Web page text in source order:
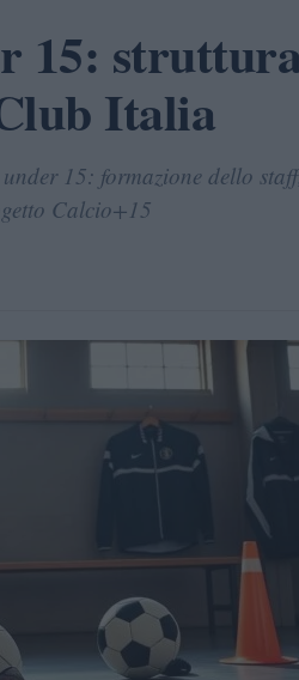
15:
Italia
15: formazione dello
Calcio+15